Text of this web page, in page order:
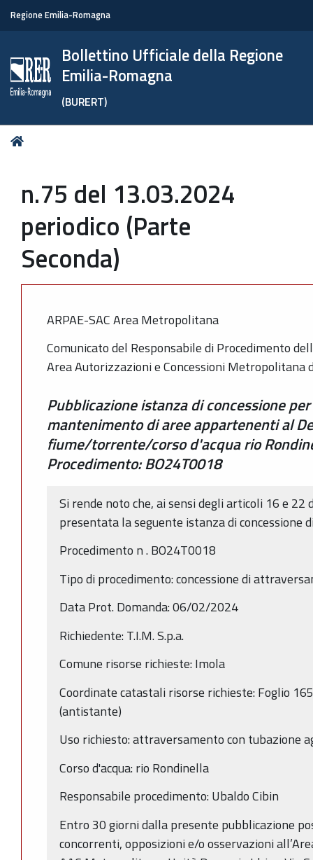
Regione Emilia-Romagna
Bollettino Ufficiale della Regione
Emilia-Romagna
(BURERT)
Tu
n.75 del 13.03.2024
periodico (Parte
Seconda)
ARPAE-SAC Area Metropolitana
Comunicato del Responsabile di Procedimento
Area Autorizzazioni e Concessioni Metropolitana
Pubblicazione istanza di concessione
mantenimento di aree appartenenti al
fiume/torrente/corso d'acqua rio
Procedimento: BO24T0018
Si rende noto che, ai sensi degli articoli 16 e 22
presentata la seguente istanza di concessione
Procedimento n . BO24T0018
Tipo di procedimento: concessione di
Data Prot. Domanda: 06/02/2024
Richiedente: T.I.M. S.p.a.
Comune risorse richieste: Imola
Coordinate catastali risorse richieste: Foglio
(antistante)
Uso richiesto: attraversamento con tubazione
Corso d'acqua: rio Rondinella
Responsabile procedimento: Ubaldo Cibin
Entro 30 giorni dalla presente pubblicazione
concorrenti, opposizioni e/o osservazioni